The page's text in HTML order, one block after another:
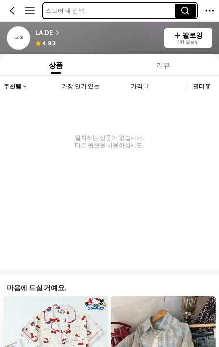
스토어 내 검색
LAIDE
4.93
팔로잉
441 팔로워
상품 리뷰
추천템 가장 인기 있는 가격 필터
일치하는 상품이 없습니다.
다른 옵션을 사용하십시오.
마음에 드실 거예요.